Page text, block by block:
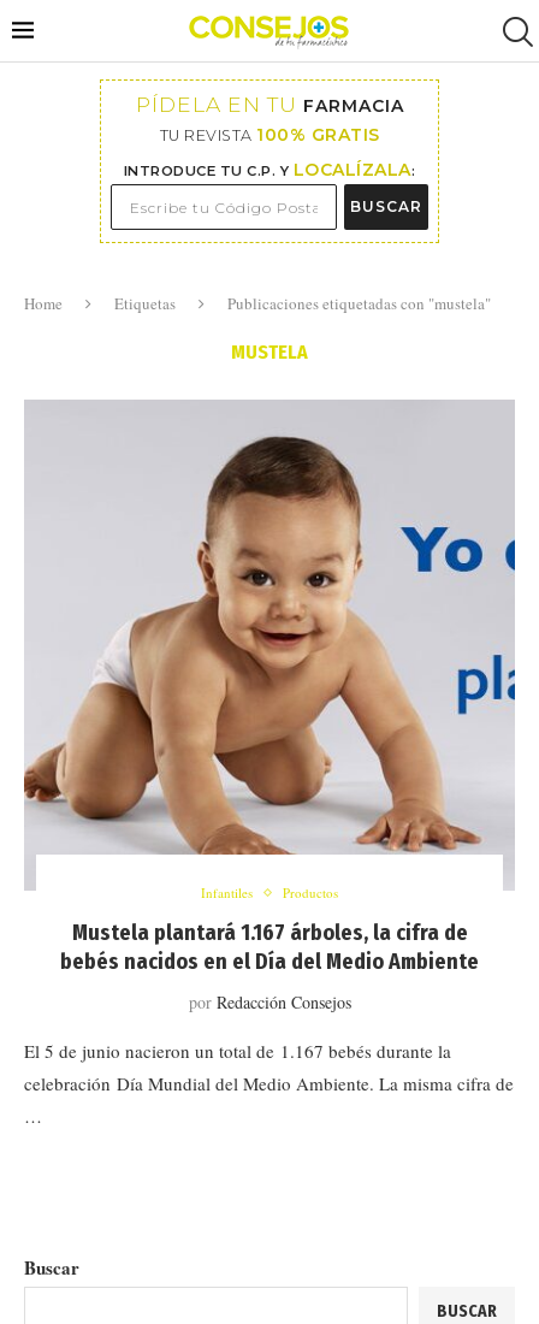
PÍDELA EN TU FARMACIA
TU REVISTA 100% GRATIS
INTRODUCE TU C.P. Y LOCALÍZALA:
BUSCAR
Home Etiquetas Publicaciones etiquetadas con "mustela"
MUSTELA
Infantiles Productos
Mustela plantará 1.167 árboles, la cifra de
bebés nacidos en el Día del Medio Ambiente
por Redacción Consejos
El 5 de junio nacieron un total de 1.167 bebés durante la
celebración Día Mundial del Medio Ambiente. La misma cifra de
…
Buscar
BUSCAR